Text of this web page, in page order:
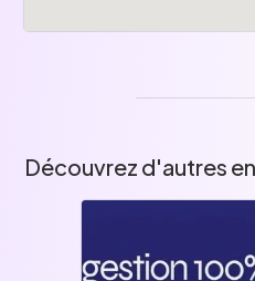
Découvrez d'autres